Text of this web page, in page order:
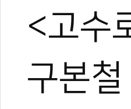
<고수
구본